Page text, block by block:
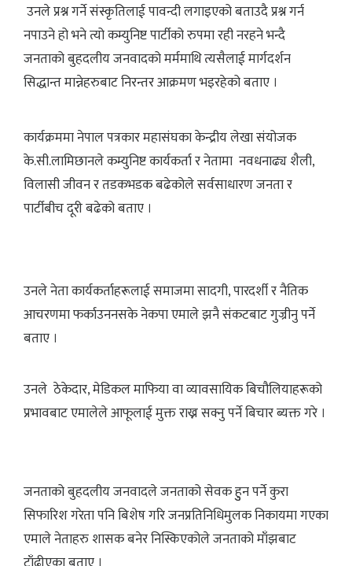
उनले प्रश्न गर्ने संस्कृतिलाई पावन्दी लगाइएको बताउदै प्रश्न गर्न
नपाउने हो भने त्यो कम्युनिष्ट पार्टीको रुपमा रही नरहने भन्दै
जनताको बुहदलीय जनवादको मर्ममाथि त्यसैलाई मार्गदर्शन
सिद्धान्त मान्नेहरुबाट निरन्तर आक्रमण भइरहेको बताए ।
कार्यक्रममा नेपाल पत्रकार महासंघका केन्द्रीय लेखा संयोजक
के.सी.लामिछानले कम्युनिष्ट कार्यकर्ता र नेतामा नवधनाढ्य शैली,
विलासी जीवन र तडकभडक बढेकोले सर्वसाधारण जनता र
पार्टीबीच दूरी बढेको बताए ।
उनले नेता कार्यकर्ताहरूलाई समाजमा सादगी, पारदर्शी र नैतिक
आचरणमा फर्काउननसके नेकपा एमाले झनै संकटबाट गुज्रीनु पर्ने
बताए ।
उनले ठेकेदार, मेडिकल माफिया वा व्यावसायिक बिचौलियाहरूको
प्रभावबाट एमालेले आफूलाई मुक्त राख्न सक्नु पर्ने बिचार ब्यक्त गरे ।
जनताको बुहदलीय जनवादले जनताको सेवक हुुन पर्ने कुरा
सिफारिश गरेता पनि बिशेष गरि जनप्रतिनिधिमुलक निकायमा गएका
एमाले नेताहरु शासक बनेर निस्किएकोले जनताको माँझबाट